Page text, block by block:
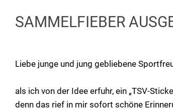
SAMMELFIEBER
Liebe junge und jung gebliebene
als ich von der Idee erfuhr, ein „TSV-
denn das rief in mir sofort schöne